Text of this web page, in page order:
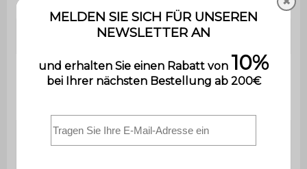
2 Jahre
Montage
Der Aufbau ist sehr einfach,
eine Bedienungsanleitung wird
Länge der
200 cm